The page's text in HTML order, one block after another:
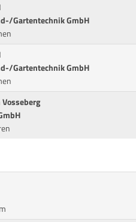
Gartentechnik GmbH
Gartentechnik GmbH